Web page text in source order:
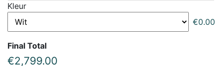
Kleur
€0.00
Final Total
€2,799.00